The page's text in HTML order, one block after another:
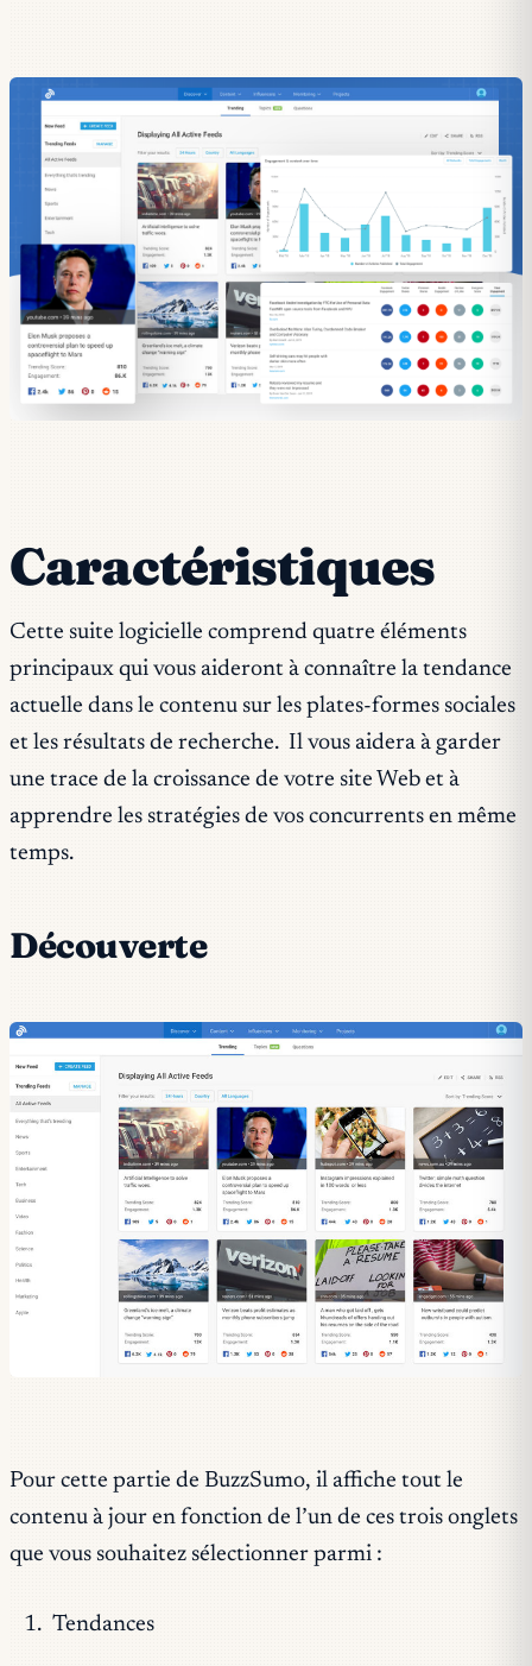
Caractéristiques
Cette suite logicielle comprend quatre éléments
principaux qui vous aideront à connaître la tendance
actuelle dans le contenu sur les plates-formes sociales
et les résultats de recherche. Il vous aidera à garder
une trace de la croissance de votre site Web et à
apprendre les stratégies de vos concurrents en même
temps.
Découverte
Pour cette partie de BuzzSumo, il affiche tout le
contenu à jour en fonction de l’un de ces trois onglets
que vous souhaitez sélectionner parmi :
Tendances